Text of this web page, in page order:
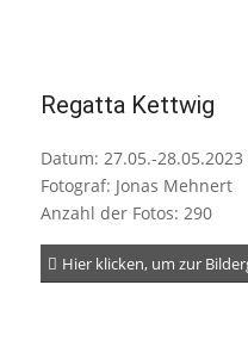
Regatta Kettwig
Datum: 27.05.-28.05.2023
Fotograf: Jonas Mehnert
Anzahl der Fotos: 290
Hier klicken, um zur